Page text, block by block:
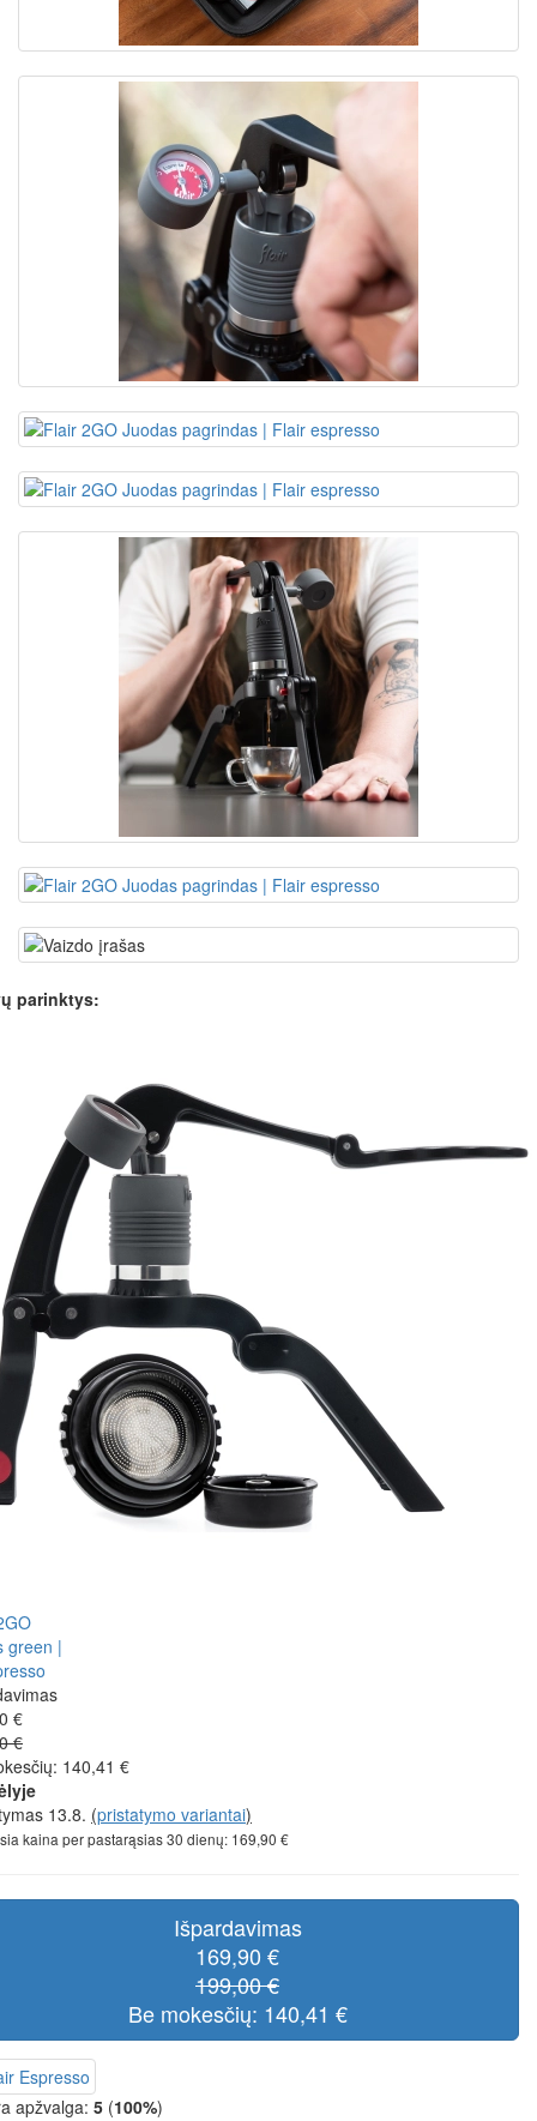
parinktys:
€
€
140,41 €
13.8. (pristatymo variantai)
kaina per pastarąsias 30 dienų: 169,90 €
Išpardavimas
169,90 €
199,00 €
Be mokesčių: 140,41 €
apžvalga: 5 (100%)